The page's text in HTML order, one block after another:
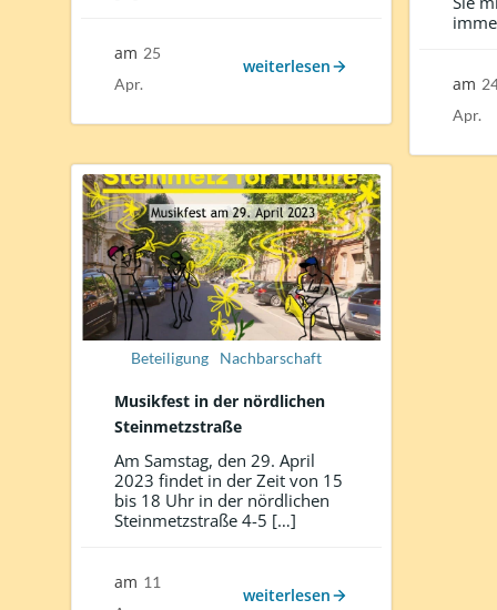
am 25
Apr.
weiterlesen
am
Apr.
Beteiligung Nachbarschaft
Musikfest in der nördlichen
Steinmetzstraße
Am Samstag, den 29. April
2023 findet in der Zeit von 15
bis 18 Uhr in der nördlichen
Steinmetzstraße 4-5 […]
am 11
weiterlesen